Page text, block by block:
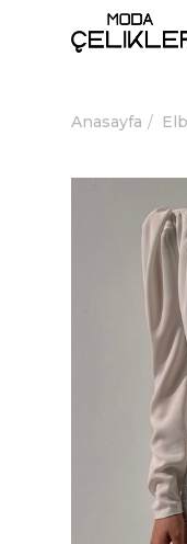
Anasayfa